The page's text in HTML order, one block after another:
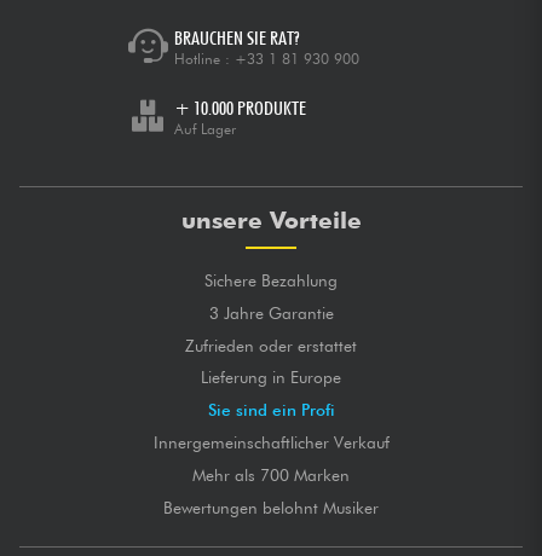
BRAUCHEN SIE RAT?
Hotline : +33 1 81 930 900
+ 10.000 PRODUKTE
Auf Lager
unsere Vorteile
Sichere Bezahlung
3 Jahre Garantie
Zufrieden oder erstattet
Lieferung in Europe
Sie sind ein Profi
Innergemeinschaftlicher Verkauf
Mehr als 700 Marken
Bewertungen belohnt Musiker